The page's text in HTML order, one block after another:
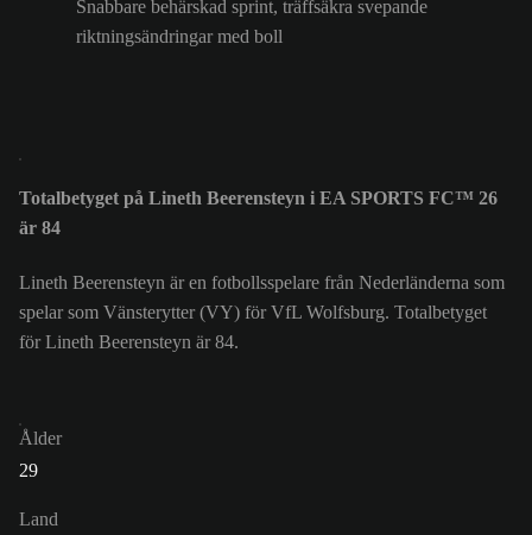
Snabbare behärskad sprint, träffsäkra svepande
riktningsändringar med boll
Totalbetyget på Lineth Beerensteyn i EA SPORTS FC™ 26
är 84
Lineth Beerensteyn är en fotbollsspelare från Nederländerna som
spelar som Vänsterytter (VY) för VfL Wolfsburg. Totalbetyget
för Lineth Beerensteyn är 84.
Ålder
29
Land